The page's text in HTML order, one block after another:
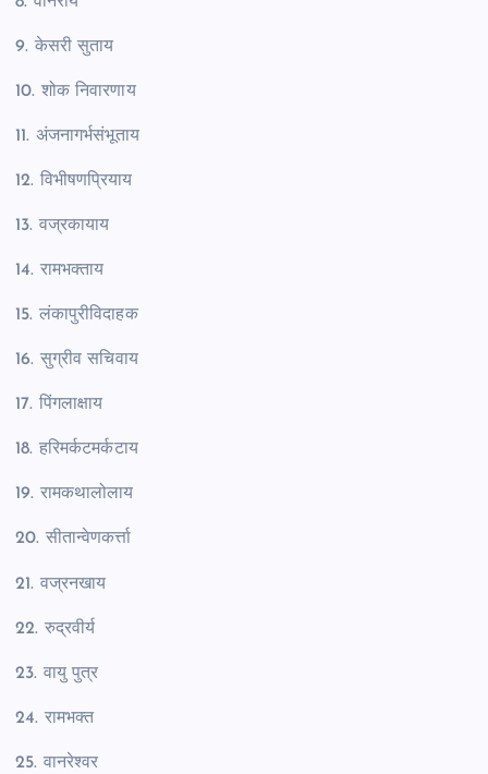
9. केसरी सुताय
10. शोक निवारणाय
11. अंजनागर्भसंभूताय
12. विभीषणप्रियाय
13. वज्रकायाय
14. रामभक्ताय
15. लंकापुरीविदाहक
16. सुग्रीव सचिवाय
17. पिंगलाक्षाय
18. हरिमर्कटमर्कटाय
19. रामकथालोलाय
20. सीतान्वेणकर्त्ता
21. वज्रनखाय
22. रुद्रवीर्य
23. वायु पुत्र
24. रामभक्त
25. वानरेश्वर